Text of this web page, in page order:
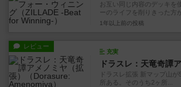
お互い同じ内容のデッキを
ーのライフを削りきった方が
1年以上前 の投稿
レビュー
充実
ドラスレ拡張 新マップ山が
所ある。そのうち2ヶ所...